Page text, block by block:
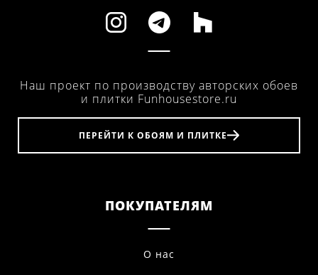
Наш проект по производству авторских обоев
и плитки Funhousestore.ru
ПЕРЕЙТИ К ОБОЯМ И ПЛИТКЕ
ПОКУПАТЕЛЯМ
О нас